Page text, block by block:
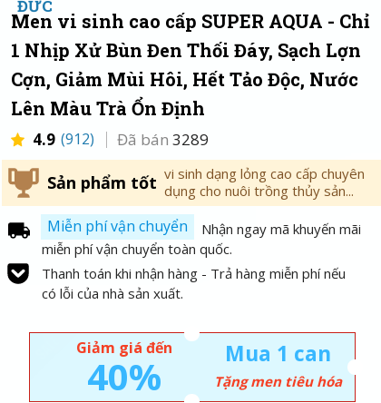
ĐỨC
Men vi sinh cao cấp SUPER AQUA - Chỉ
1 Nhịp Xử Bùn Đen Thối Đáy, Sạch Lợn
Cợn, Giảm Mùi Hôi, Hết Tảo Độc, Nước
Lên Màu Trà Ổn Định
Đã bán 3289
4.9 (912)
Sản phẩm tốt vi sinh dạng lỏng cao cấp chuyên
dụng cho nuôi trồng thủy sản...
Miễn phí vận chuyển
Nhận ngay mã khuyến mãi
miễn phí vận chuyển toàn quốc.
Thanh toán khi nhận hàng - Trả hàng miễn phí nếu
có lỗi của nhà sản xuất.
40%
Giảm giá đến
Tặng men tiêu hóa
Mua 1 can